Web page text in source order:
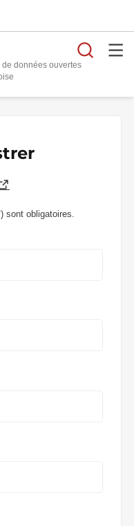
de données ouvertes
) sont obligatoires.